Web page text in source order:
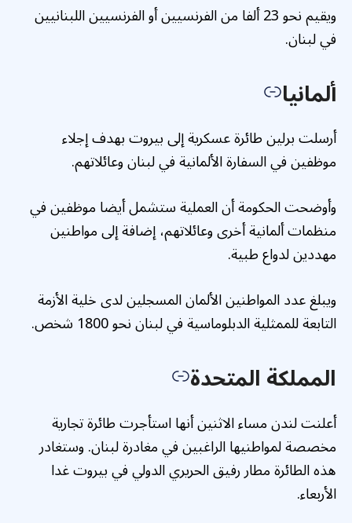
ويقيم نحو 23 ألفا من الفرنسيين أو الفرنسيين اللبنانيين
في لبنان.
ألمانيا
أرسلت برلين طائرة عسكرية إلى بيروت بهدف إجلاء
موظفين في السفارة الألمانية في لبنان وعائلاتهم.
وأوضحت الحكومة أن العملية ستشمل أيضا موظفين في
منظمات ألمانية أخرى وعائلاتهم، إضافة إلى مواطنين
مهددين لدواع طبية.
ويبلغ عدد المواطنين الألمان المسجلين لدى خلية الأزمة
التابعة للممثلية الدبلوماسية في لبنان نحو 1800 شخص.
المملكة المتحدة
أعلنت لندن مساء الاثنين أنها استأجرت طائرة تجارية
مخصصة لمواطنيها الراغبين في مغادرة لبنان. وستغادر
هذه الطائرة مطار رفيق الحريري الدولي في بيروت غدا
الأربعاء.